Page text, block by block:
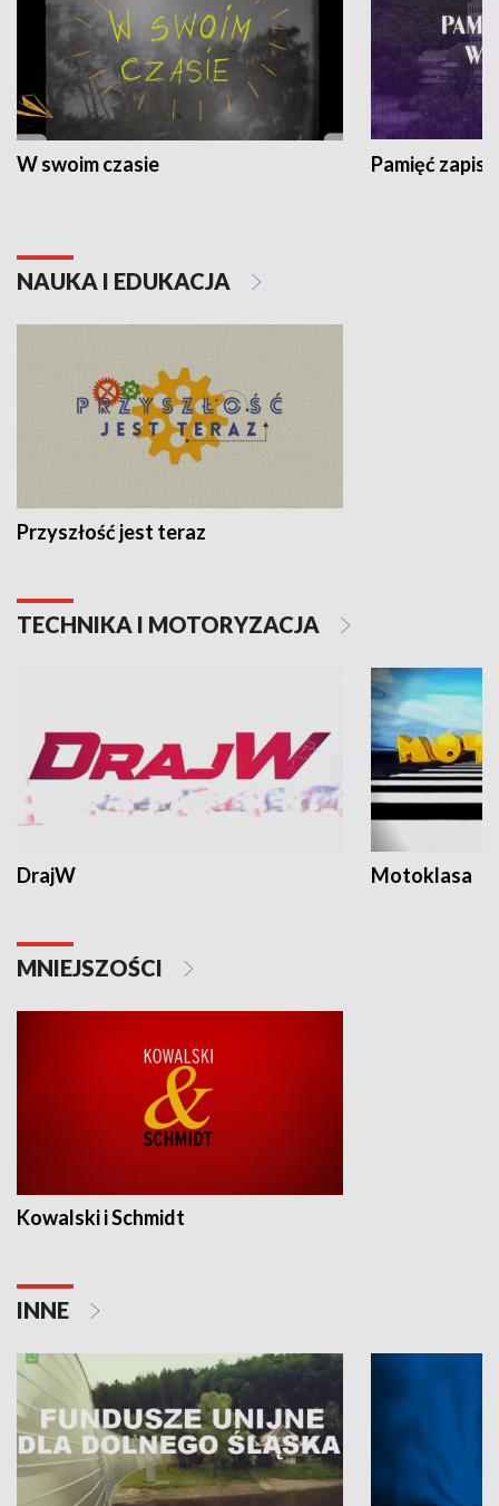
W swoim czasie Pamięć
NAUKA I EDUKACJA
Przyszłość jest teraz
TECHNIKA I MOTORYZACJA
DrajW Motoklasa
MNIEJSZOŚCI
Kowalski i Schmidt
INNE